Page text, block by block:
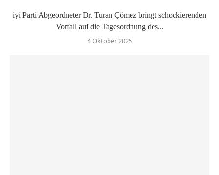
iyi Parti Abgeordneter Dr. Turan Çömez bringt schockierenden
Vorfall auf die Tagesordnung des...
4 Oktober 2025